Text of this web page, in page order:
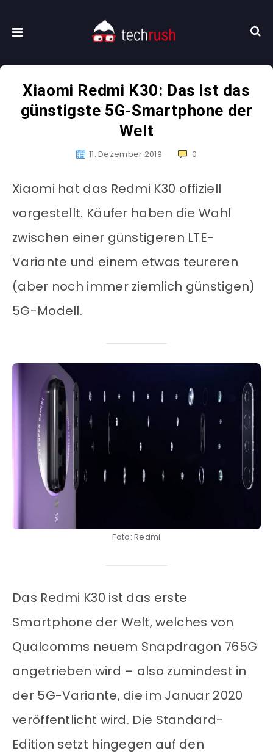
Xiaomi Redmi K30: Das ist das
günstigste 5G-Smartphone der
Welt
11. Dezember 2019 0
Xiaomi hat das Redmi K30 offiziell
vorgestellt. Käufer haben die Wahl
zwischen einer günstigeren LTE-
Variante und einem etwas teureren
(aber noch immer ziemlich günstigen)
5G-Modell.
Foto: Redmi
Das Redmi K30 ist das erste
Smartphone der Welt, welches von
Qualcomms neuem Snapdragon 765G
angetrieben wird – also zumindest in
der 5G-Variante, die im Januar 2020
veröffentlicht wird. Die Standard-
Edition setzt hingegen auf den